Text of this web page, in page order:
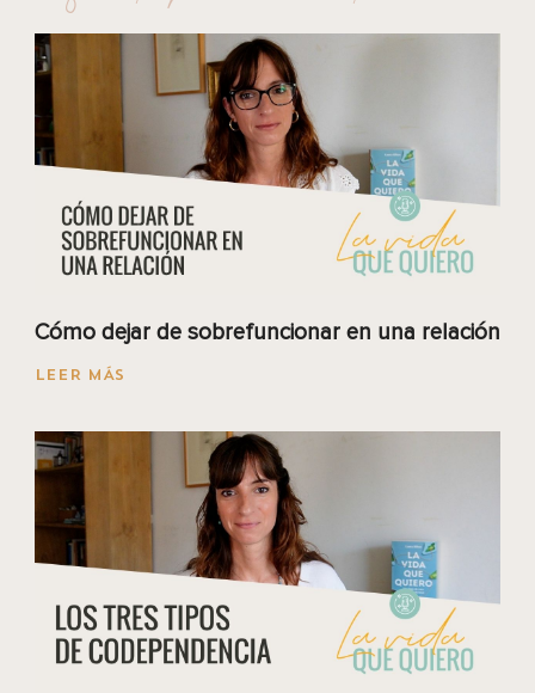
Cómo dejar de sobrefuncionar en una relación
LEER MÁS